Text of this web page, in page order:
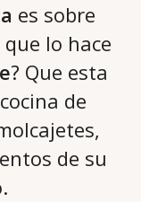
es sobre
lo hace
? Que esta
cocina de
de su